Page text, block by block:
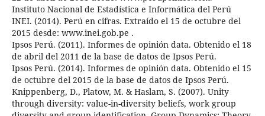
Instituto Nacional de Estadística e Informática del Perú
INEI. (2014). Perú en cifras. Extraído el 15 de octubre del
2015 desde: www.inei.gob.pe .
Ipsos Perú. (2011). Informes de opinión data. Obtenido el 18
de abril del 2011 de la base de datos de Ipsos Perú.
Ipsos Perú. (2014). Informes de opinión data. Obtenido el 15
de octubre del 2015 de la base de datos de Ipsos Perú.
Knippenberg, D., Platow, M. & Haslam, S. (2007). Unity
through diversity: value-in-diversity beliefs, work group